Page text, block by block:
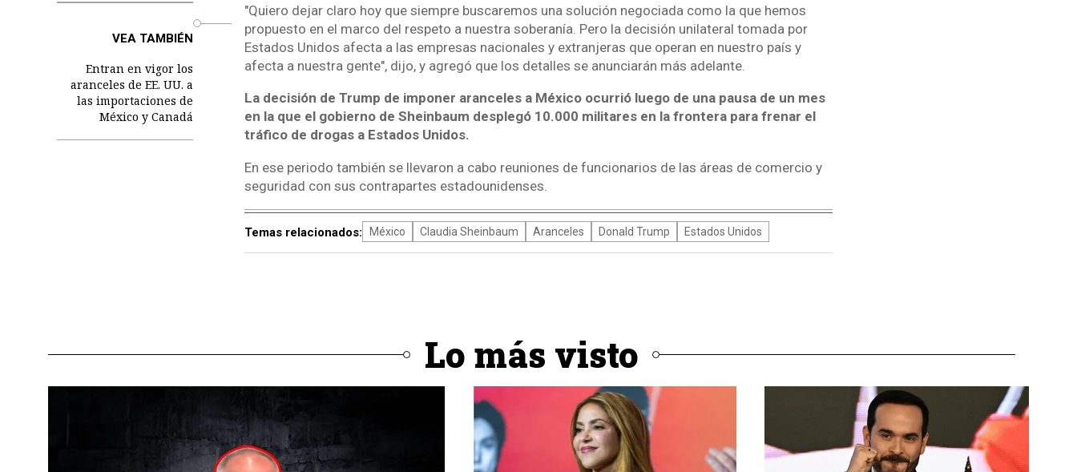
VEA TAMBIÉN
Entran en vigor los
aranceles de EE. UU. a
las importaciones de
México y Canadá
"Quiero dejar claro hoy que siempre buscaremos una solución negociada como la que hemos
propuesto en el marco del respeto a nuestra soberanía. Pero la decisión unilateral tomada por
Estados Unidos afecta a las empresas nacionales y extranjeras que operan en nuestro país y
afecta a nuestra gente", dijo, y agregó que los detalles se anunciarán más adelante.
La decisión de Trump de imponer aranceles a México ocurrió luego de una pausa de un mes
en la que el gobierno de Sheinbaum desplegó 10.000 militares en la frontera para frenar el
tráfico de drogas a Estados Unidos.
En ese periodo también se llevaron a cabo reuniones de funcionarios de las áreas de comercio y
seguridad con sus contrapartes estadounidenses.
Temas relacionados: México Claudia Sheinbaum Aranceles Donald Trump Estados Unidos
Lo más visto